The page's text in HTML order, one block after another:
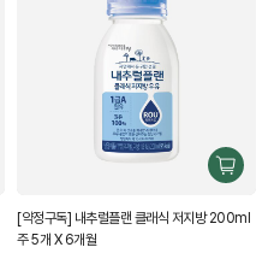
구
하
[약정구독] 내추럴플랜 클래식 저지방 200ml
주 5개 X 6개월